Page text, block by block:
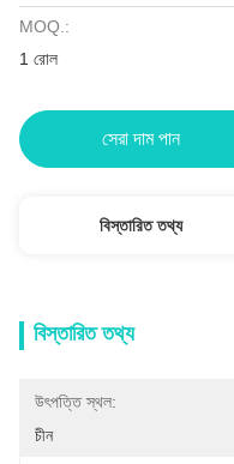
MOQ.:
1 রোল
সেরা দাম পান
বিস্তারিত তথ্য
বিস্তারিত তথ্য
উৎপত্তি স্থল:
চীন